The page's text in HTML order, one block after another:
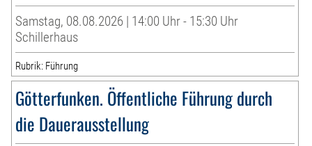
Samstag, 08.08.2026 | 14:00 Uhr - 15:30 Uhr
Schillerhaus
Rubrik: Führung
Götterfunken. Öffentliche Führung durch
die Dauerausstellung